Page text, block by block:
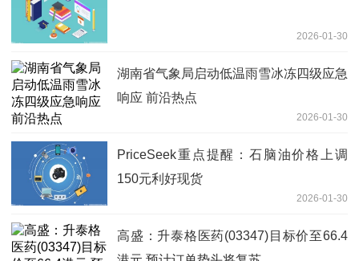
2026-01-30
湖南省气象局启动低温雨雪冰冻四级应急
响应 前沿热点
2026-01-30
PriceSeek重点提醒：石脑油价格上调
150元利好现货
2026-01-30
高盛：升泰格医药(03347)目标价至66.4